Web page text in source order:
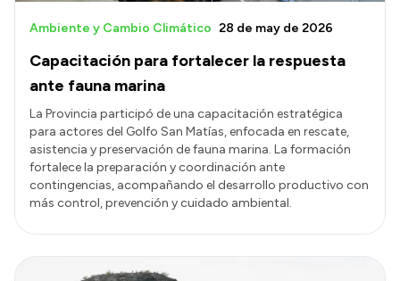
Capacitación para fortalecer la respuesta
ante fauna marina
Ambiente y Cambio Climático 28 de may de 2026
La Provincia participó de una capacitación estratégica
para actores del Golfo San Matías, enfocada en rescate,
asistencia y preservación de fauna marina. La formación
fortalece la preparación y coordinación ante
contingencias, acompañando el desarrollo productivo con
más control, prevención y cuidado ambiental.